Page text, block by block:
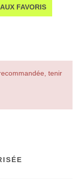
FAVORIS
tenir